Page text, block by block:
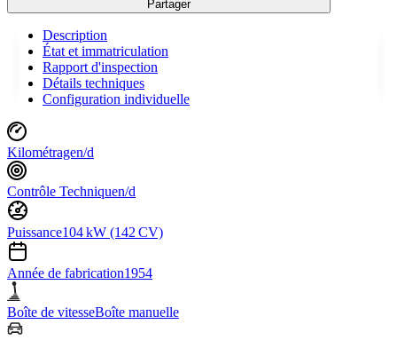
Partager
Description
État et immatriculation
Rapport d'inspection
Détails techniques
Configuration individuelle
Kilométragen/d
Contrôle Techniquen/d
Puissance104 kW (142 CV)
Année de fabrication1954
Boîte de vitesseBoîte manuelle